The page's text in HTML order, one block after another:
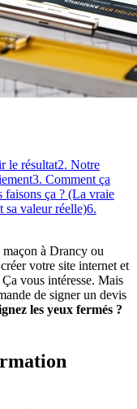
le résultat2. Notre
3. Comment ça
faisons ça ? (La vraie
sa valeur réelle)6.
à Drancy ou
votre site internet et
vous intéresse. Mais
de signer un devis
les yeux fermés ?